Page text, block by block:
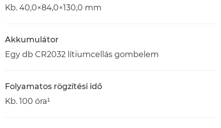
Kb. 40,0×84,0×130,0 mm
Akkumulátor
Egy db CR2032 lítiumcellás gombelem
Folyamatos rögzítési idő
Kb. 100 óra¹